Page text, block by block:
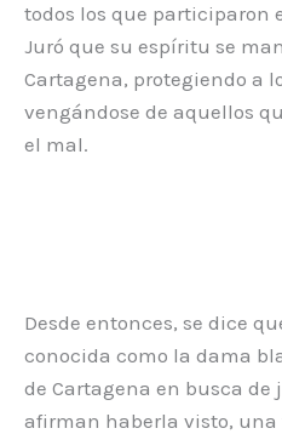
todos los que participaron
Juró que su espíritu se
Cartagena, protegiendo a
vengándose de aquellos
el mal.
Desde entonces, se dice
conocida como la dama
de Cartagena en busca
afirman haberla visto, una